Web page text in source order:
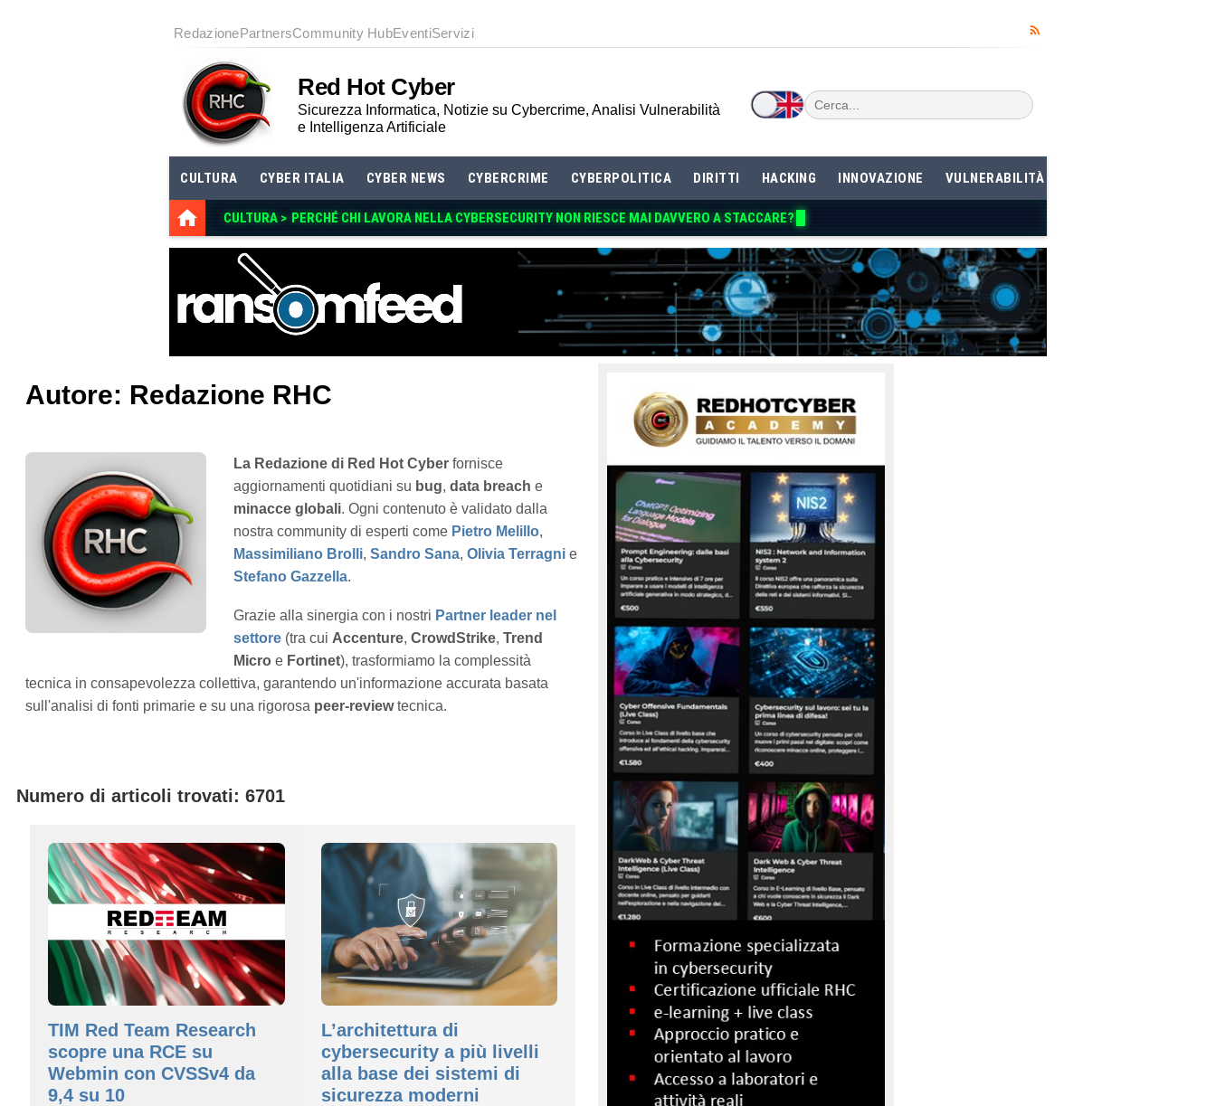
RedazionePartnersCommunity HubEventiServizi
Red Hot Cyber
Sicurezza Informatica, Notizie su Cybercrime, Analisi Vulnerabilità
e Intelligenza Artificiale
CULTURA CYBER ITALIA CYBER NEWS CYBERCRIME CYBERPOLITICA DIRITTI HACKING INNOVAZIONE VULNERABILITÀ
CULTURA > PERCHÉ CHI LAVORA NELLA CYBERSECURITY NON RIESCE MAI DAVVERO A
Autore: Redazione RHC
La Redazione di Red Hot Cyber fornisce
aggiornamenti quotidiani su bug, data breach e
minacce globali. Ogni contenuto è validato dalla
nostra community di esperti come Pietro Melillo,
Massimiliano Brolli, Sandro Sana, Olivia Terragni e
Stefano Gazzella.
Grazie alla sinergia con i nostri Partner leader nel
settore (tra cui Accenture, CrowdStrike, Trend
Micro e Fortinet), trasformiamo la complessità
tecnica in consapevolezza collettiva, garantendo un'informazione accurata basata
sull'analisi di fonti primarie e su una rigorosa peer-reviewtecnica.
Numero di articoli trovati: 6701
TIM Red Team Research
scopre una RCE su
Webmin con CVSSv4 da
9,4 su 10
L’architettura di
cybersecurity a più livelli
alla base dei sistemi di
sicurezza moderni